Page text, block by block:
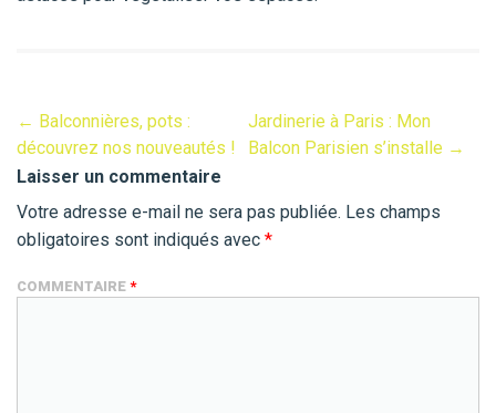
← Balconnières, pots :
découvrez nos nouveautés !
Jardinerie à Paris : Mon
Balcon Parisien s’installe →
Laisser un commentaire
Votre adresse e-mail ne sera pas publiée. Les champs
obligatoires sont indiqués avec *
COMMENTAIRE *